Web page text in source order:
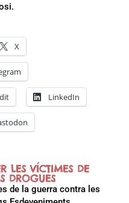
X
LinkedIn
LES VÍCTIMES DE
DROGUES
de la guerra contra les